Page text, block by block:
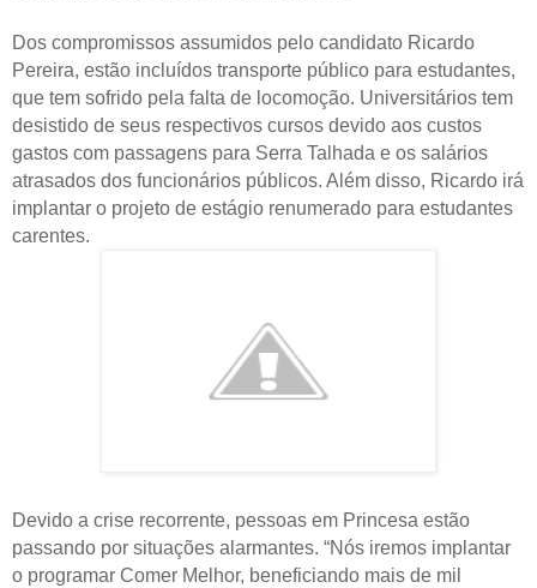
Dos compromissos assumidos pelo candidato Ricardo
Pereira, estão incluídos transporte público para estudantes,
que tem sofrido pela falta de locomoção. Universitários tem
desistido de seus respectivos cursos devido aos custos
gastos com passagens para Serra Talhada e os salários
atrasados dos funcionários públicos. Além disso, Ricardo irá
implantar o projeto de estágio renumerado para estudantes
carentes.
Devido a crise recorrente, pessoas em Princesa estão
passando por situações alarmantes. “Nós iremos implantar
o programar Comer Melhor, beneficiando mais de mil